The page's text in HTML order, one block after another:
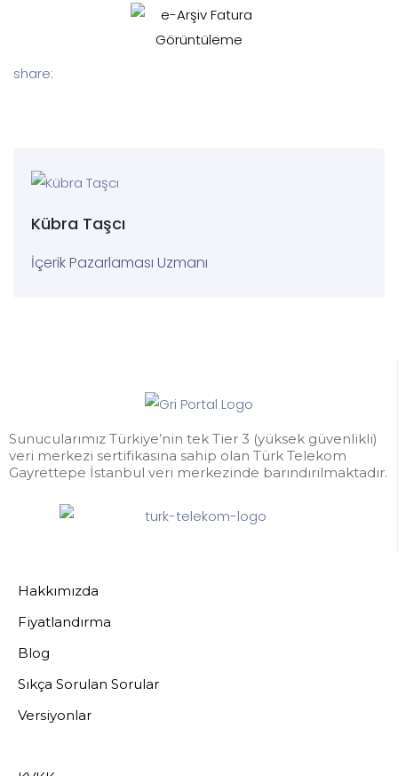
share:
Kübra Taşcı
İçerik Pazarlaması Uzmanı
Sunucularımız Türkiye’nin tek Tier 3 (yüksek güvenlikli)
veri merkezi sertifikasına sahip olan Türk Telekom
Gayrettepe İstanbul veri merkezinde barındırılmaktadır.
Hakkımızda
Fiyatlandırma
Blog
Sıkça Sorulan Sorular
Versiyonlar